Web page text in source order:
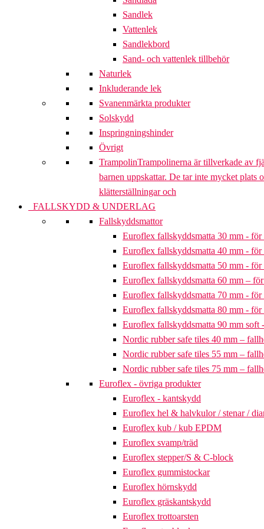
Sandlek
Vattenlek
Sandlekbord
Sand- och vattenlek tillbehör
Naturlek
Inkluderande lek
Svanenmärkta produkter
Solskydd
Inspringningshinder
Övrigt
TrampolinTrampolinerna är tillverkade av
barnen uppskattar. De tar inte mycket plats
klätterställningar och
FALLSKYDD & UNDERLAG
Fallskyddsmattor
Euroflex fallskyddsmatta 30 mm -
Euroflex fallskyddsmatta 40 mm -
Euroflex fallskyddsmatta 50 mm -
Euroflex fallskyddsmatta 60 mm –
Euroflex fallskyddsmatta 70 mm -
Euroflex fallskyddsmatta 80 mm -
Euroflex fallskyddsmatta 90 mm soft
Nordic rubber safe tiles 40 mm –
Nordic rubber safe tiles 55 mm –
Nordic rubber safe tiles 75 mm –
Euroflex - övriga produkter
Euroflex - kantskydd
Euroflex hel & halvkulor / stenar /
Euroflex kub / kub EPDM
Euroflex svamp/träd
Euroflex stepper/S & C-block
Euroflex gummistockar
Euroflex hörnskydd
Euroflex gräskantskydd
Euroflex trottoarsten